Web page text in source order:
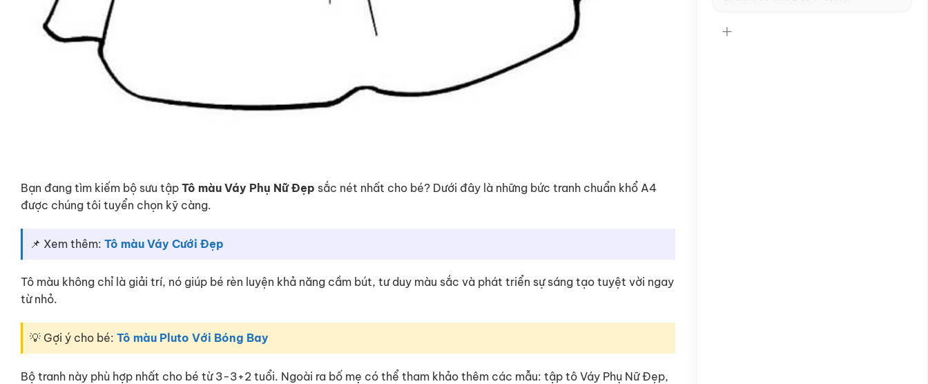
Bạn đang tìm kiếm bộ sưu tập Tô màu Váy Phụ Nữ Đẹp sắc nét nhất cho bé? Dưới đây là những bức tranh chuẩn khổ A4
được chúng tôi tuyển chọn kỹ càng.
📌 Xem thêm: Tô màu Váy Cưới Đẹp
Tô màu không chỉ là giải trí, nó giúp bé rèn luyện khả năng cầm bút, tư duy màu sắc và phát triển sự sáng tạo tuyệt vời ngay
từ nhỏ.
💡 Gợi ý cho bé: Tô màu Pluto Với Bóng Bay
Bộ tranh này phù hợp nhất cho bé từ 3-3+2 tuổi. Ngoài ra bố mẹ có thể tham khảo thêm các mẫu: tập tô Váy Phụ Nữ Đẹp,